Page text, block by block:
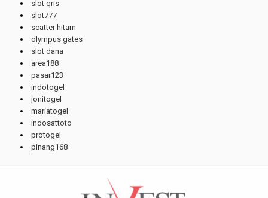
slot qris
slot777
scatter hitam
olympus gates
slot dana
area188
pasar123
indotogel
jonitogel
mariatogel
indosattoto
protogel
pinang168